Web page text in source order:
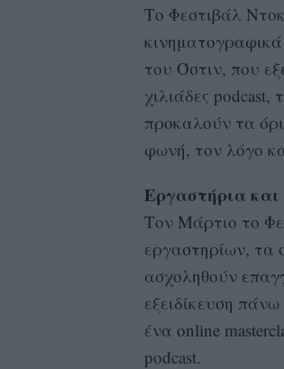
Το Φεστιβάλ
του Όστιν, που
χιλιάδες
προκαλούν τα
φωνή, τον λόγο
Εργαστήρια και
Τον Μάρτιο το
εργαστηρίων, τα
ασχοληθούν
εξειδίκευση
ένα online
podcast.